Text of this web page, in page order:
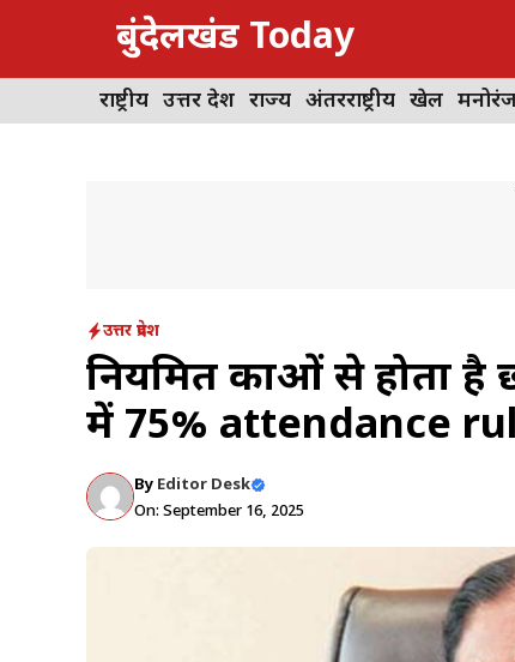
content
बुंदेलखंड Today
राष्ट्रीय उत्तर प्रदेश राज्य अंतरराष्ट्रीय खेल
उत्तर प्रदेश
नियमित कक्षाओं से होता है
में 75% attendance
By Editor Desk
On: September 16, 2025